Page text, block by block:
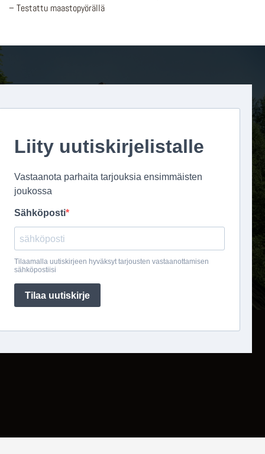
– Testattu maastopyörällä